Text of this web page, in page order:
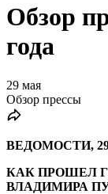
Обзор
года
29 мая
Обзор прессы
ВЕДОМОСТИ,
КАК ПРОШЕЛ
ВЛАДИМИРА